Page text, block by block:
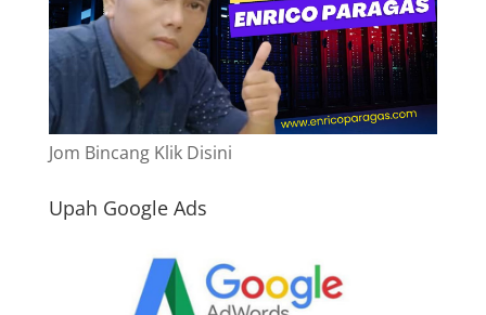
Jom Bincang Klik Disini
Upah Google Ads